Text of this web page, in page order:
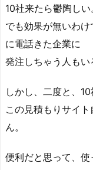
10社来たら鬱陶しい
でも効果が無いわ
に電話きた企業に
発注しちゃう人もい
しかし、二度と、
この見積もりサイ
ん。
便利だと思って、使